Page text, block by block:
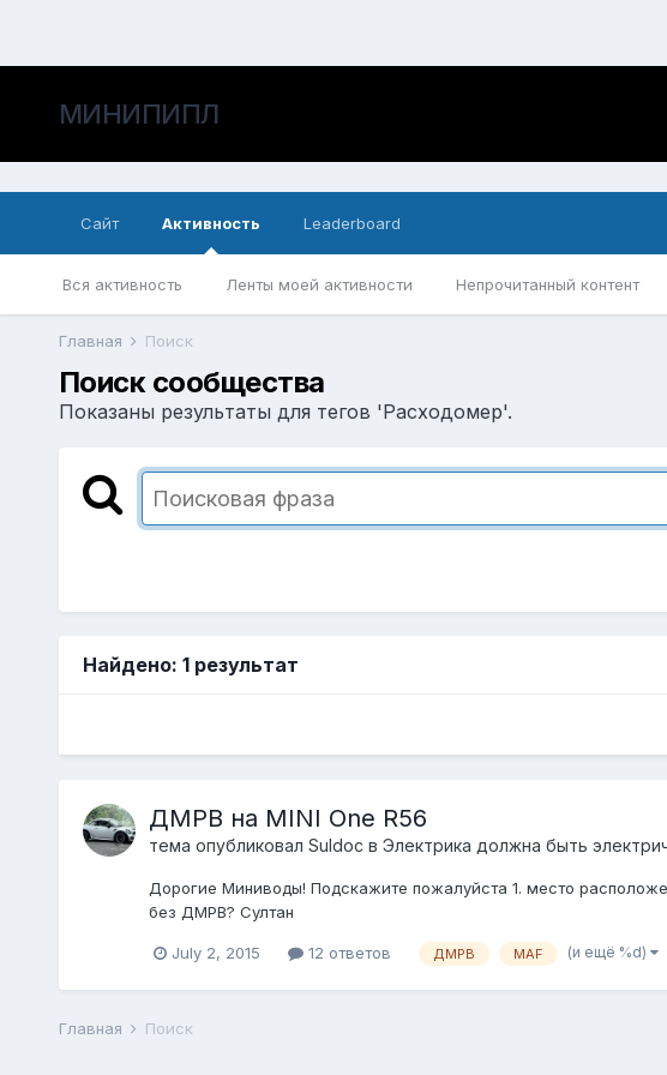
МИНИПИПЛ
Сайт Активность
Вся активность Ленты моей активности Непрочитанный контент
Leaderboard
Главная Поиск
Поиск сообщества
Показаны результаты для тегов 'Расходомер'.
Найдено: 1 результат
ДМРВ на MINI One R56
тема опубликовал Suldoc в Электрика должна быть
Дорогие Миниводы! Подскажите пожалуйста 1. место
без ДМРВ? Султан
July 2, 2015 12 ответов ДМРВ MAF (и ещё %d)
Главная Поиск